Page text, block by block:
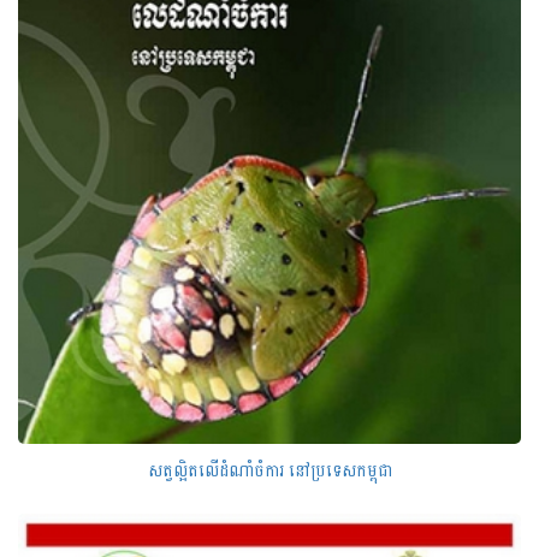
សត្វល្អិតលើដំណាំចំការ នៅប្រទេសកម្ពុជា